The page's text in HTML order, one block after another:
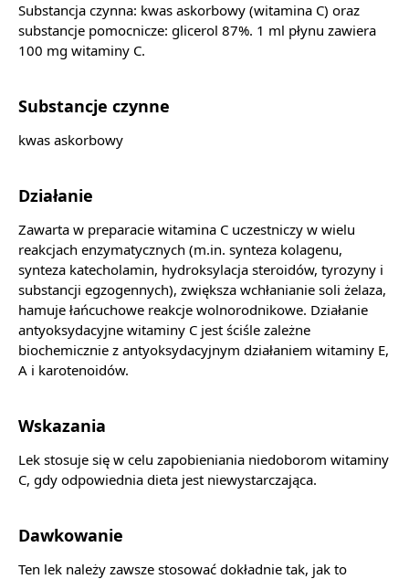
Substancja czynna: kwas askorbowy (witamina C) oraz
substancje pomocnicze: glicerol 87%. 1 ml płynu zawiera
100 mg witaminy C.
Substancje czynne
kwas askorbowy
Działanie
Zawarta w preparacie witamina C uczestniczy w wielu
reakcjach enzymatycznych (m.in. synteza kolagenu,
synteza katecholamin, hydroksylacja steroidów, tyrozyny i
substancji egzogennych), zwiększa wchłanianie soli żelaza,
hamuje łańcuchowe reakcje wolnorodnikowe. Działanie
antyoksydacyjne witaminy C jest ściśle zależne
biochemicznie z antyoksydacyjnym działaniem witaminy E,
A i karotenoidów.
Wskazania
Lek stosuje się w celu zapobieniania niedoborom witaminy
C, gdy odpowiednia dieta jest niewystarczająca.
Dawkowanie
Ten lek należy zawsze stosować dokładnie tak, jak to